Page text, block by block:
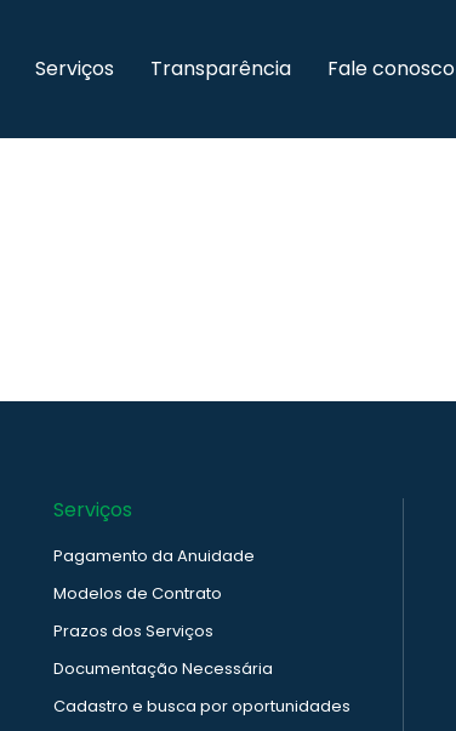
Serviços Transparência Fale conosco
Serviços
Pagamento da Anuidade
Modelos de Contrato
Prazos dos Serviços
Documentação Necessária
Cadastro e busca por oportunidades